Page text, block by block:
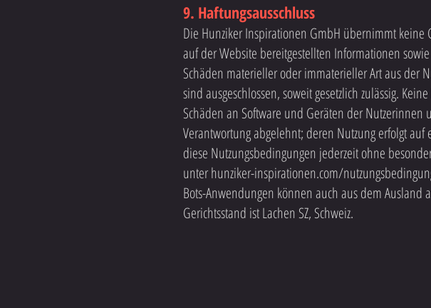
9. Haftungsausschluss
Die Hunziker Inspirationen GmbH übernimmt
auf der Website bereitgestellten Informationen
Schäden materieller oder immaterieller Art aus der
sind ausgeschlossen, soweit gesetzlich zulässig.
Schäden an Software und Geräten der
Verantwortung abgelehnt; deren Nutzung erfolgt
diese Nutzungsbedingungen jederzeit ohne
unter hunziker-inspirationen.com/
Bots-Anwendungen können auch aus dem Ausland
Gerichtsstand ist Lachen SZ, Schweiz.